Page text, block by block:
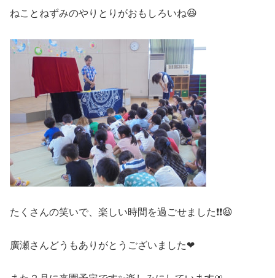
ねことねずみのやりとりがおもしろいね😆
たくさんの笑いで、楽しい時間を過ごせました❗❗😆
廣瀬さんどうもありがとうございました❤